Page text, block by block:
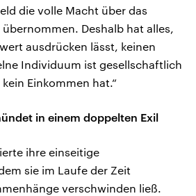
die volle Macht über das
Deshalb hat alles,
ausdrücken lässt, keinen
Individuum ist gesellschaftlich
Einkommen hat.“
in einem doppelten Exil
ihre einseitige
sie im Laufe der Zeit
verschwinden ließ.